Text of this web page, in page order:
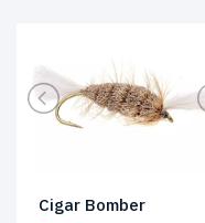
Cigar Bomber